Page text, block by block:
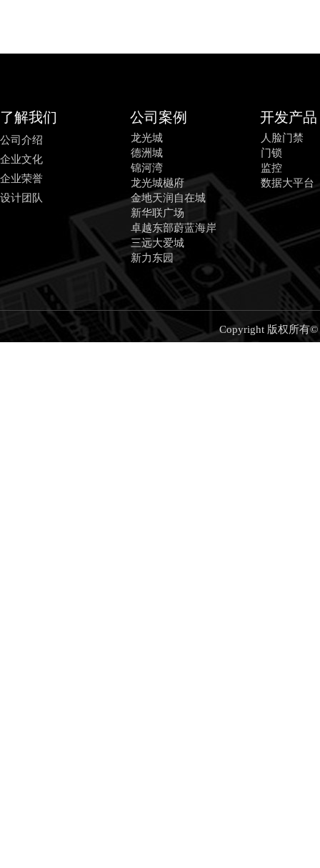
公司案例
Copyright 版权所有
了解我们
人脸门禁
门锁
监控
数据大平台
开发产品
龙光城
德洲城
锦河湾
龙光城樾府
金地天润自在城
新华联广场
卓越东部蔚蓝海岸
三远大爱城
新力东园
公司介绍
企业文化
企业荣誉
设计团队